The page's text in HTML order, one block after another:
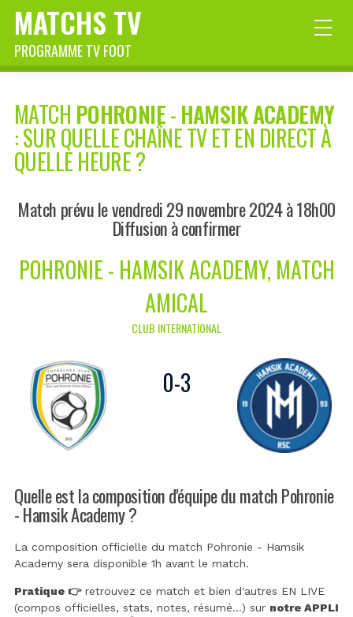
MATCHS TV
PROGRAMME TV FOOT
MATCH POHRONIE-HAMSIK ACADEMY
: SUR QUELLE CHAÎNE TV ET EN DIRECT À
QUELLE HEURE ?
Match prévu le vendredi 29 novembre 2024 à 18h00
Diffusion à confirmer
POHRONIE - HAMSIK ACADEMY, MATCH
AMICAL
CLUB INTERNATIONAL
0-3
Quelle est la composition d'équipe du match Pohronie
- Hamsik Academy ?
La composition officielle du match Pohronie - Hamsik
Academy sera disponible 1h avant le match.
Pratique 👉retrouvez ce match et bien d'autres EN LIVE
(compos officielles, stats, notes, résumé...) sur notre APPLI